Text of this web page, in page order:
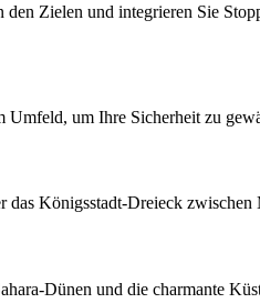
Zielen und integrieren Sie
Umfeld, um Ihre Sicherheit zu
Königsstadt-Dreieck zwischen
Dünen und die charmante